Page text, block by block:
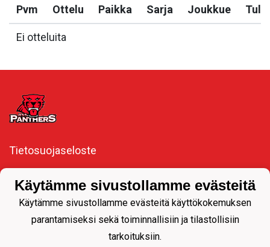
Pvm Ottelu Paikka Sarja Joukkue
Ei otteluita
Tietosuojaseloste
#Pantterisydän❤️🖤
Käytämme sivustollamme evästeitä
Käytämme sivustollamme evästeitä käyttökokemuksen
parantamiseksi sekä toiminnallisiin ja tilastollisiin
tarkoituksiin.